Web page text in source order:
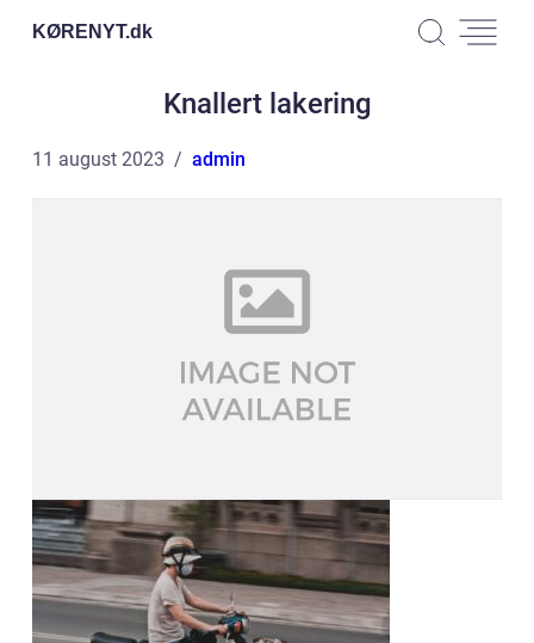
KØRENYT.dk
Knallert lakering
11 august 2023 admin